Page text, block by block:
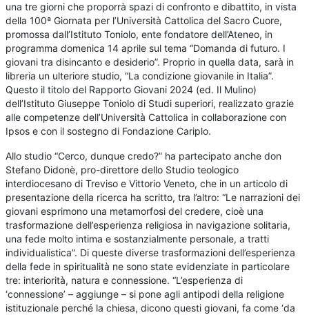
una tre giorni che proporrà spazi di confronto e dibattito, in vista
della 100ª Giornata per l’Università Cattolica del Sacro Cuore,
promossa dall’Istituto Toniolo, ente fondatore dell’Ateneo, in
programma domenica 14 aprile sul tema “Domanda di futuro. I
giovani tra disincanto e desiderio”. Proprio in quella data, sarà in
libreria un ulteriore studio, “La condizione giovanile in Italia”.
Questo il titolo del Rapporto Giovani 2024 (ed. Il Mulino)
dell’Istituto Giuseppe Toniolo di Studi superiori, realizzato grazie
alle competenze dell’Università Cattolica in collaborazione con
Ipsos e con il sostegno di Fondazione Cariplo.
Allo studio “Cerco, dunque credo?” ha partecipato anche don
Stefano Didonè, pro-direttore dello Studio teologico
interdiocesano di Treviso e Vittorio Veneto, che in un articolo di
presentazione della ricerca ha scritto, tra l’altro: “Le narrazioni dei
giovani esprimono una metamorfosi del credere, cioè una
trasformazione dell’esperienza religiosa in navigazione solitaria,
una fede molto intima e sostanzialmente personale, a tratti
individualistica”. Di queste diverse trasformazioni dell’esperienza
della fede in spiritualità ne sono state evidenziate in particolare
tre: interiorità, natura e connessione. “L’esperienza di
‘connessione’ – aggiunge – si pone agli antipodi della religione
istituzionale perché la chiesa, dicono questi giovani, fa come ‘da